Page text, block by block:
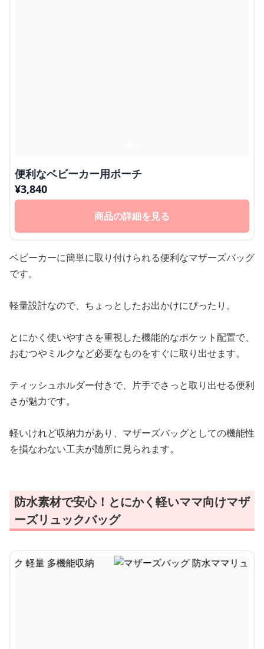
便利なベビーカー用ポーチ
¥3,840
商品の詳細を見る
ベビーカーに簡単に取り付けられる便利なマザーズバッグ
です。
軽量設計なので、ちょっとしたお出かけにぴったり。
とにかく使いやすさを重視した機能的なポケット配置で、
おむつやミルクなど必要なものをすぐに取り出せます。
ティッシュホルダー付きで、片手でさっと取り出せる便利
さが魅力です。
軽いけれど収納力があり、マザーズバッグとしての機能性
を損なわない工夫が随所に見られます。
防水素材で安心！とにかく軽いママ向けマザ
ーズリュックバッグ